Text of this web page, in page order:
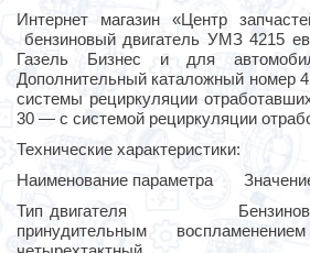
Интернет магазин «Центр
бензиновый двигатель УМЗ 4215
Газель Бизнес и для
Дополнительный каталожный номер
системы рециркуляции
30 — с системой рециркуляции
Технические характеристики:
Наименование параметра
Тип двигателя Бензиновый,
принудительным